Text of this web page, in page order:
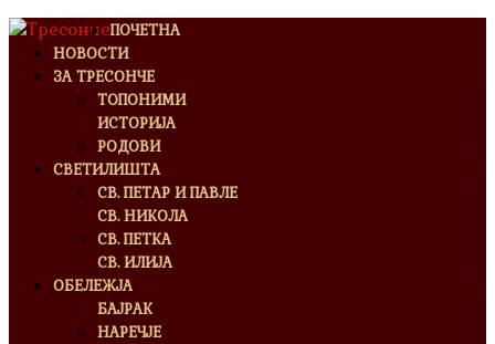
ПОЧЕТНА
НОВОСТИ
ЗА ТРЕСОНЧЕ
ТОПОНИМИ
ИСТОРИЈА
РОДОВИ
СВЕТИЛИШТА
СВ. ПЕТАР И ПАВЛЕ
СВ. НИКОЛА
СВ. ПЕТКА
СВ. ИЛИЈА
ОБЕЛЕЖЈА
БАЈРАК
НАРЕЧЈЕ